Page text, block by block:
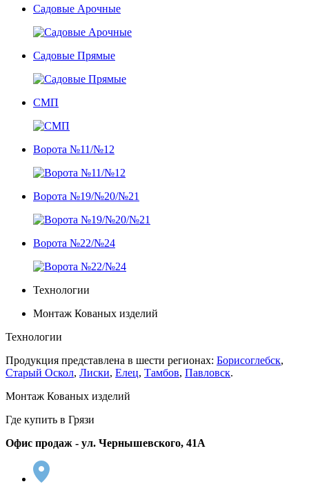
Садовые Арочные
Садовые Прямые
СМП
Ворота №11/№12
Ворота №19/№20/№21
Ворота №22/№24
Технологии
Монтаж Кованых изделий
Технологии
Продукция представлена в шести регионах: Борисоглебск,
Старый Оскол, Лиски, Елец, Тамбов, Павловск.
Монтаж Кованых изделий
Где купить в Грязи
Офис продаж - ул. Чернышевского, 41А